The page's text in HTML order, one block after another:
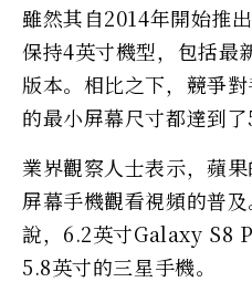
雖然其自2014年開始推
保持4英寸機型，包括
版本。相比之下，競爭
的最小屏幕尺寸都達到了
業界觀察人士表示，蘋
屏幕手機觀看視頻的普
說，6.2英寸Galaxy S8
5.8英寸的三星手機。